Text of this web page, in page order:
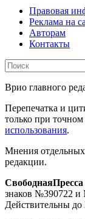
Правовая
Реклама на
Авторам
Контакты
Врио главного
Перепечатка и
только при
использования.
Мнения отдельных
редакции.
СвободнаяПресса
знаков №390722 и
Действительны до